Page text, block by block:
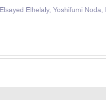
Elhelaly, Yoshifumi Noda,